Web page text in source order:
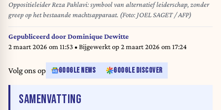
Oppositieleider Reza Pahlavi: symbool van alternatief leiderschap, zonder
greep op het bestaande machtsapparaat. (Foto: JOEL SAGET / AFP)
Gepubliceerd doorDominique Dewitte
2 maart 2026 om 11:53• Bijgewerkt op2 maart 2026 om 17:24
Volg ons op GOOGLE NEWS GOOGLE DISCOVER
SAMENVATTING